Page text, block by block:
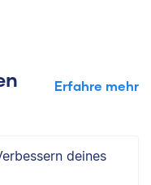
Erfahre mehr
deines